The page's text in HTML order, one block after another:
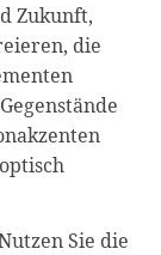
Zukunft,
die
Sie die